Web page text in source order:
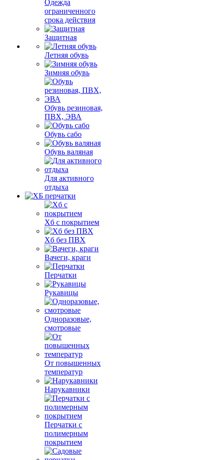
Одежда
ограниченного
срока действия
Защитная
Летняя обувь
Зимняя обувь
Обувь резиновая,
ПВХ, ЭВА
Обувь сабо
Обувь валяная
Для активного
отдыха
Хб с покрытием
Хб без ПВХ
Вачеги, краги
Перчатки
Рукавицы
Одноразовые,
смотровые
От повышенных
температур
Нарукавники
Перчатки с
полимерным
покрытием